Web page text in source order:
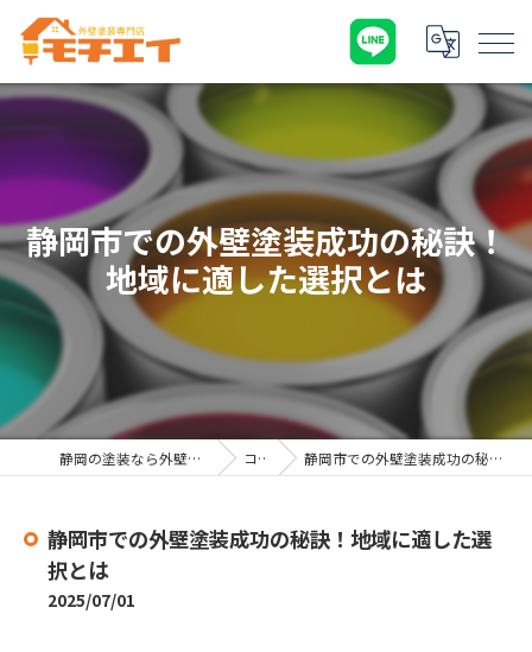
静岡市での外壁塗装成功の秘訣！
地域に適した選択とは
静岡の塗装なら外壁塗装専門店 モチエイ コラム 静岡市での外壁塗装成功の秘訣！地域に適した選択とは
静岡市での外壁塗装成功の秘訣！地域に適した選
択とは
2025/07/01